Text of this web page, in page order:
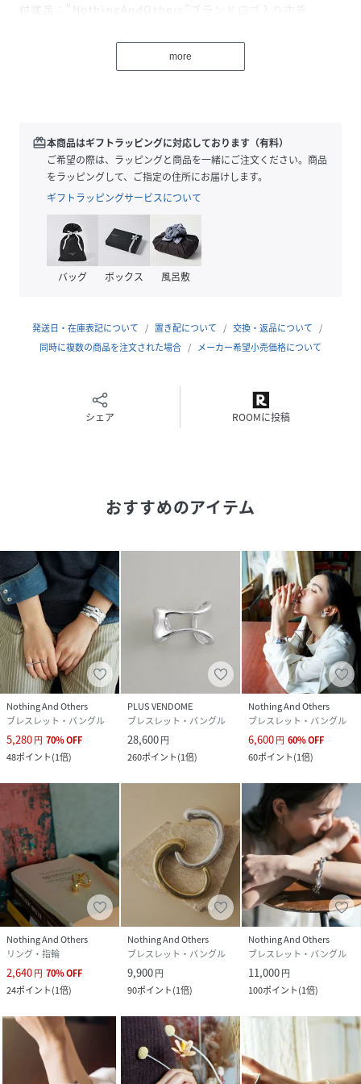
付属品："NothingAndOthers"ブランドロゴ入り巾着
SideholeBangleNo.C42210008
片面サイドがホール型にくり抜かれていて、シンプルながら
もデザイン感のあるバングルです。
・Silver925プレーティング
銀製品同様、時間が経つにつれて黒ずんできますが、その場
合はクロスなどで優しくお拭き取りください。
プレーティングですので、付けたままでの入浴や、水仕事な
どはおやめください。
りません。
となくいつの時代も定番になるジュエリー。
自分のスタイルを強く持ちこの時代を全うに生きる。そんな
中国
サイズ FREE
品番
NAO0008-500-999 NY8394)
more
redeem本商品はギフトラッピングに対応しております（有料）
ご希望の際は、ラッピングと商品を一緒にご注文ください。商品
をラッピングして、ご指定の住所にお届けします。
ギフトラッピングサービスについて
バッグ ボックス 風呂敷
発送日・在庫表記について 置き配について
交換・返品について
同時に複数の商品を注文された場合
メーカー希望小売価格について
シェア ROOMに投稿
おすすめのアイテム
Nothing And Others
ブレスレット・バングル
5,280円 70%OFF
48ポイント(1倍)
PLUS VENDOME
ブレスレット・バングル
28,600円
260ポイント(1倍)
Nothing And Others
ブレスレット・バングル
6,600円 60%OFF
60ポイント(1倍)
Nothing And Others
リング・指輪
2,640円 70%OFF
24ポイント(1倍)
Nothing And Others
ブレスレット・バングル
9,900円
90ポイント(1倍)
Nothing And Others
ブレスレット・バングル
11,000円
100ポイント(1倍)